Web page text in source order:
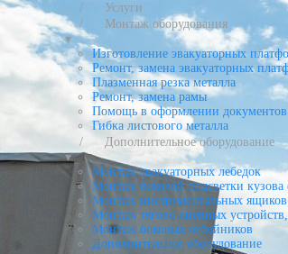
Услуги
Монтаж оборудования
▾
Изготовление эвакуаторных
Ремонт, замена эвакуаторных
Плазменная резка металла
Ремонт, замена рамы
Помощь в оформлении документов
Гибка листового металла
Дополнительное оборудование
▾
Монтаж эвакуаторных лебедок
Монтаж боковой подсветки
Монтаж инструментальных ящиков
Монтаж тягово-сцепных
Монтаж боковых отбойников
Дополнительное оборудование